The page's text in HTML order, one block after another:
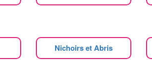
Nichoirs et Abris